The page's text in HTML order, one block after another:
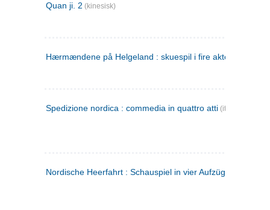
Quan ji. 2 (kinesisk)
Hærmændene på Helgeland : skuespil i fire akter
Spedizione nordica : commedia in quattro atti (italiensk)
Nordische Heerfahrt : Schauspiel in vier Aufzügen